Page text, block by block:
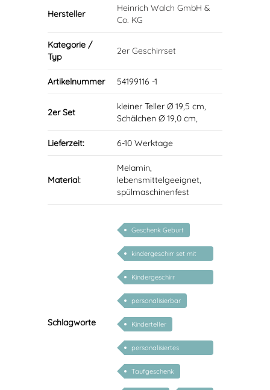
Hersteller
Heinrich Walch GmbH &
Co. KG
Kategorie /
Typ
2er Geschirrset
Artikelnummer 54199116 -1
2er Set
kleiner Teller Ø 19,5 cm,
Schälchen Ø 19,0 cm,
Lieferzeit: 6-10 Werktage
Material:
Melamin,
lebensmittelgeeignet,
spülmaschinenfest
Schlagworte
Geschenk Geburt
kindergeschirr set mit
gravur
Kindergeschirr
personalisiert
personalisierbar
Kinderteller
personalisiertes
Geschenk Baby
Taufgeschenk